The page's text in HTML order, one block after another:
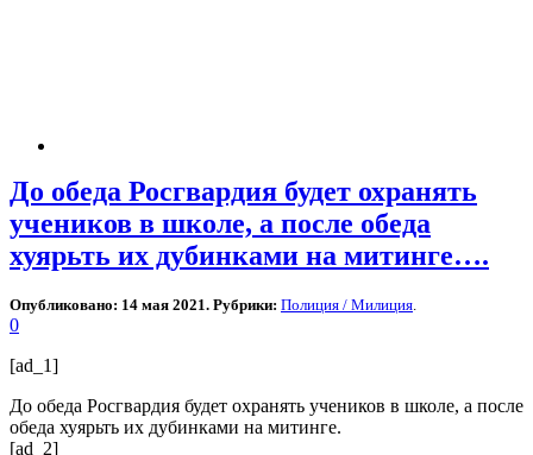
До обеда Росгвардия будет охранять
учеников в школе, а после обеда
хуярьть их дубинками на митинге….
Опубликовано: 14 мая 2021. Рубрики: Полиция / Милиция
0
[ad_1]
До обеда Росгвардия будет охранять учеников в школе, а после
обеда хуярьть их дубинками на митинге.
[ad_2]